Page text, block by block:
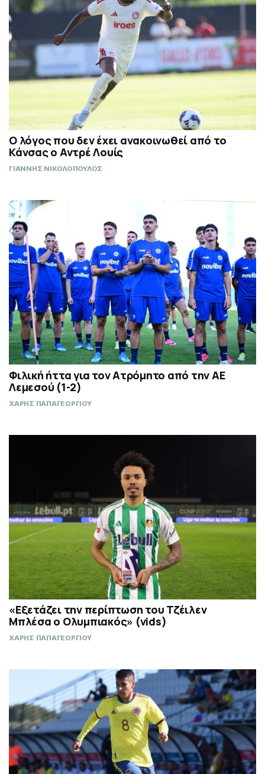
Ο λόγος που δεν έχει ανακοινωθεί από το
Κάνσας ο Αντρέ Λουίς
ΓΙΑΝΝΗΣ ΝΙΚΟΛΟΠΟΥΛΟΣ
Φιλική ήττα για τον Ατρόμητο από την ΑΕ
Λεμεσού (1-2)
ΧΑΡΗΣ ΠΑΠΑΓΕΩΡΓΙΟΥ
«Εξετάζει την περίπτωση του Τζέιλεν
Μπλέσα ο Ολυμπιακός» (vids)
ΧΑΡΗΣ ΠΑΠΑΓΕΩΡΓΙΟΥ